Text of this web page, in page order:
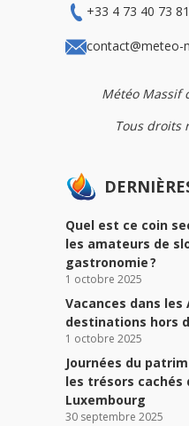
+33 4 73 40 73 81
contact@meteo-
Météo Massif
Tous droits
Quel est ce coin
les amateurs de
gastronomie ?
1 octobre 2025
Vacances dans les
destinations hors
1 octobre 2025
Journées du
les trésors cachés
Luxembourg
30 septembre 2025